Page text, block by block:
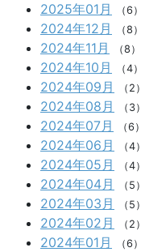
2025年01月 （6）
2024年12月 （8）
2024年11月 （8）
2024年10月 （4）
2024年09月 （2）
2024年08月 （3）
2024年07月 （6）
2024年06月 （4）
2024年05月 （4）
2024年04月 （5）
2024年03月 （5）
2024年02月 （2）
2024年01月 （6）